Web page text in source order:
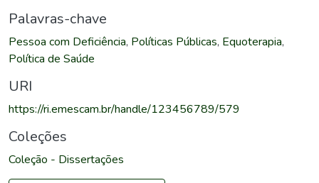
Palavras-chave
Pessoa com Deficiência, Políticas Públicas, Equoterapia,
Política de Saúde
URI
https://ri.emescam.br/handle/123456789/579
Coleções
Coleção - Dissertações